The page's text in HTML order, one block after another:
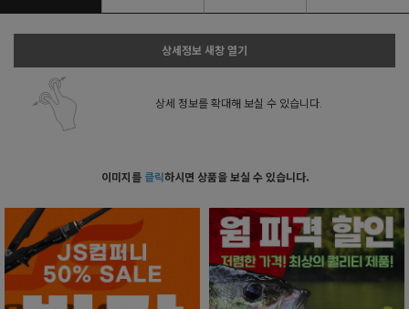
상세정보 새창 열기
상세 정보를 확대해 보실 수 있습니다.
이미지를 클릭하시면 상품을 보실 수 있습니다.